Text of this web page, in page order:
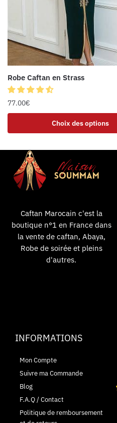
Robe Caftan en Strass
77.00€
Choix des options
Caftan Marocain c'est la
boutique n°1 en France dans
la vente de caftan, Abaya,
Robe de soirée et pleins
d'autres.
INFORMATIONS
Mon Compte
Suivre ma Commande
Blog
F.A.Q / Contact
Politique de remboursement